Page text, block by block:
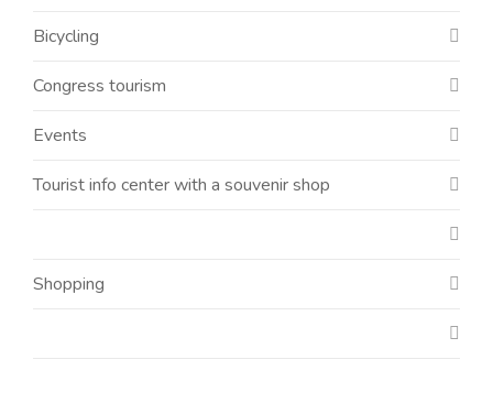
Bicycling
Congress tourism
Events
Tourist info center with a souvenir shop
Shopping